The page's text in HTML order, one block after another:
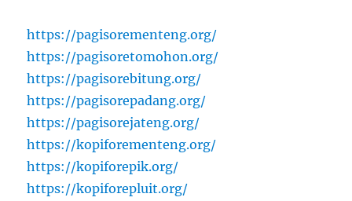
https://pagisorementeng.org/
https://pagisoretomohon.org/
https://pagisorebitung.org/
https://pagisorepadang.org/
https://pagisorejateng.org/
https://kopiforementeng.org/
https://kopiforepik.org/
https://kopiforepluit.org/